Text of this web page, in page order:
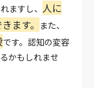
ますし、 人に
ます。 また、
です。 認知の変容
かもしれませ